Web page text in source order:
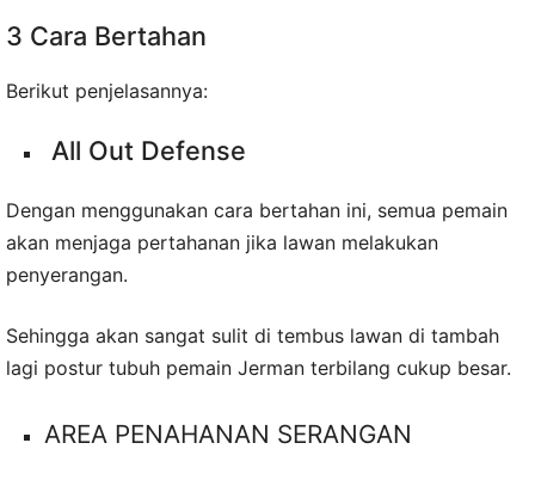
3 Cara Bertahan
Berikut penjelasannya:
All Out Defense
Dengan menggunakan cara bertahan ini, semua pemain
akan menjaga pertahanan jika lawan melakukan
penyerangan.
Sehingga akan sangat sulit di tembus lawan di tambah
lagi postur tubuh pemain Jerman terbilang cukup besar.
AREA PENAHANAN SERANGAN